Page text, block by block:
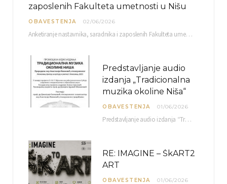
zaposlenih Fakulteta umetnosti u Nišu
OBAVESTENJA 02/06/2026
Anketiranje nastavnika, saradnika i zaposlenih Fakulteta umetnosti u Nišu radi sačinjavanja Izveštaja o samovrednovanju biće…
Predstavljanje audio
izdanja „Tradicionalna
muzika okoline Niša“
OBAVESTENJA 01/06/2026
Predstavljanje audio izdanja “Tradicionalna muzika okoline Niša” organizuje se u okviru projekta O-10-17 Muzičko nasleđe jugoistočne…
RE: IMAGINE – ŠkART2
ART
OBAVESTENJA 01/06/2026